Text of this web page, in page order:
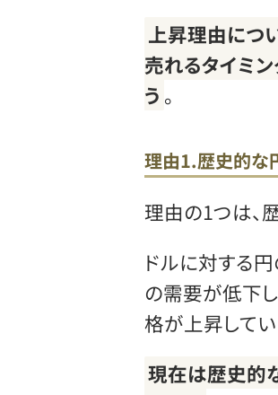
上昇理由につ
売れるタイミ
う 。
理由1.歴史的な
理由の1つは、
ドルに対する
の需要が低下
格が上昇してい
現在は歴史的